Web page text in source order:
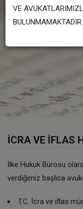
VE
BULUNMAMAKTADIR.
İCRA VE İFLAS
İlke Hukuk Bürosu
verdiğimiz başlıca
T.C. İcra ve iflas